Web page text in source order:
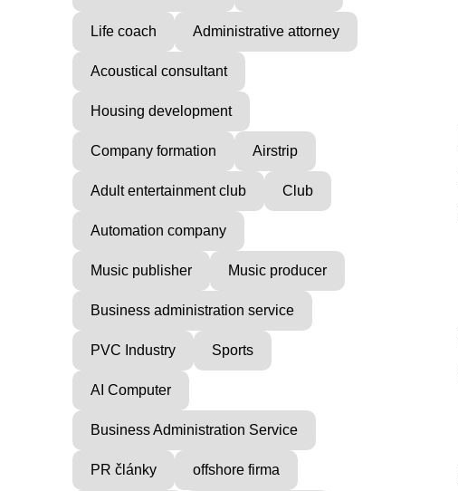
Life coach Administrative attorney
Acoustical consultant
Housing development
Company formation Airstrip
Adult entertainment club Club
Automation company
Music publisher Music producer
Business administration service
PVC Industry Sports
AI Computer
Business Administration Service
PR články offshore firma